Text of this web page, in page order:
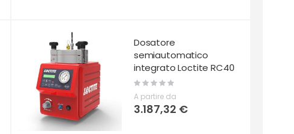
Dosatore
semiautomatico
integrato Loctite RC40
Rating:
A partire da
3.187,32 €